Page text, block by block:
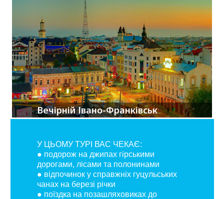
Вечірній Івано-Франківськ
У ЦЬОМУ ТУРІ ВАС ЧЕКАЄ:
● подорож на джипах гірськими
дорогами, лісами та полонинами
● відпочинок у справжніх гуцульських
чанах на березі річки
● поїздка на позашляховиках до